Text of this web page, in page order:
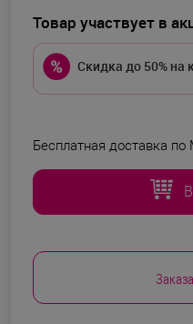
Товар участвует в
Скидка до 50%
Бесплатная доставка